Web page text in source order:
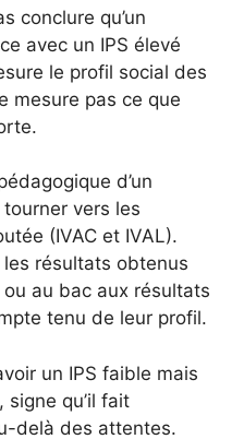
conclure qu’un
avec un IPS élevé
le profil social des
mesure pas ce que
d’un
vers les
(IVAC et IVAL).
résultats obtenus
au bac aux résultats
tenu de leur profil.
un IPS faible mais
qu’il fait
delà des attentes.